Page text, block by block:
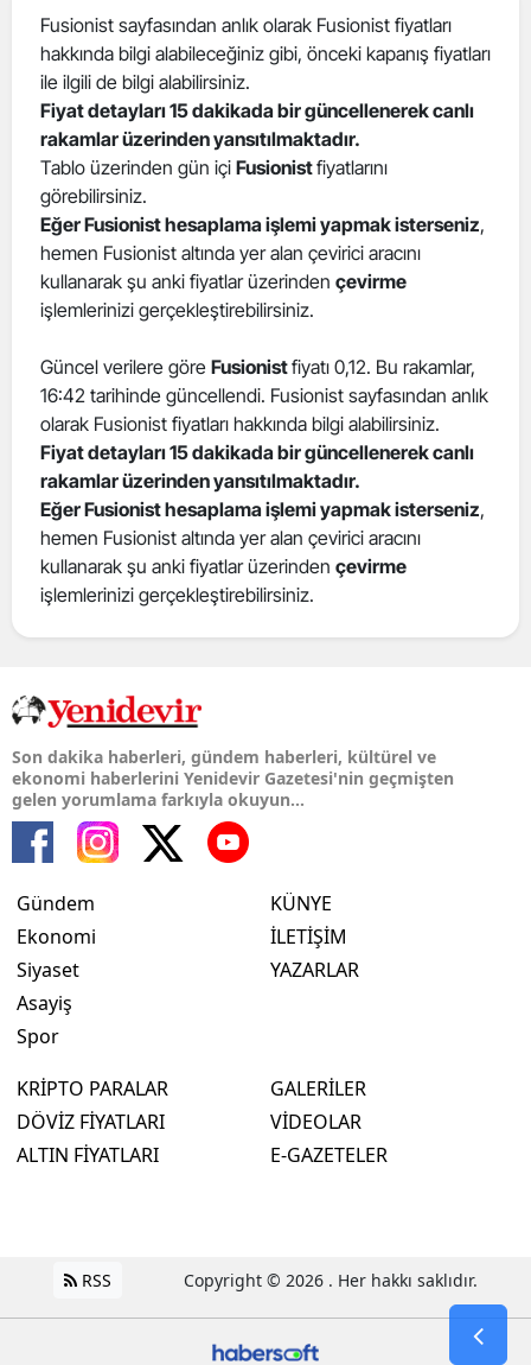
Fusionist sayfasından anlık olarak Fusionist fiyatları
hakkında bilgi alabileceğiniz gibi, önceki kapanış fiyatları
ile ilgili de bilgi alabilirsiniz.
Fiyat detayları 15 dakikada bir güncellenerek canlı
rakamlar üzerinden yansıtılmaktadır.
Tablo üzerinden gün içi Fusionistfiyatlarını
görebilirsiniz.
Eğer Fusionist hesaplama işlemi yapmak isterseniz,
hemen Fusionist altında yer alan çevirici aracını
kullanarak şu anki fiyatlar üzerinden çevirme
işlemlerinizi gerçekleştirebilirsiniz.
Güncel verilere göre Fusionistfiyatı 0,12. Bu rakamlar,
16:42 tarihinde güncellendi. Fusionist sayfasından anlık
olarak Fusionist fiyatları hakkında bilgi alabilirsiniz.
Fiyat detayları 15 dakikada bir güncellenerek canlı
rakamlar üzerinden yansıtılmaktadır.
Eğer Fusionist hesaplama işlemi yapmak isterseniz,
hemen Fusionist altında yer alan çevirici aracını
kullanarak şu anki fiyatlar üzerinden çevirme
işlemlerinizi gerçekleştirebilirsiniz.
Son dakika haberleri, gündem haberleri, kültürel ve
ekonomi haberlerini Yenidevir Gazetesi'nin geçmişten
gelen yorumlama farkıyla okuyun...
Gündem
Ekonomi
Siyaset
Asayiş
Spor
KÜNYE
İLETİŞİM
YAZARLAR
KRİPTO PARALAR
DÖVİZ FİYATLARI
ALTIN FİYATLARI
GALERİLER
VİDEOLAR
E-GAZETELER
RSS Copyright © 2026 . Her hakkı saklıdır.